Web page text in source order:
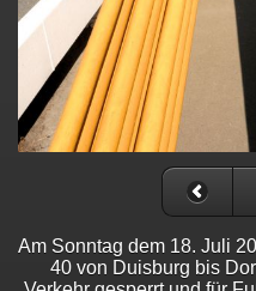
Am Sonntag dem 18. Juli
40 von Duisburg bis